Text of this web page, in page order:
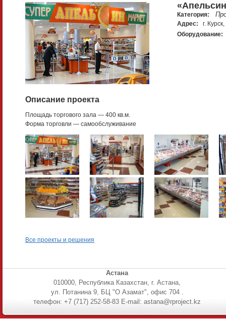
Категория:
Адрес:
г.
Оборудование:
Описание проекта
Площадь торгового зала — 400 кв.м.
Форма торговли — самообслуживание
Все проекты и решения
Астана
010000, Республика Казахстан, г. Астана,
ул. Потанина 9, БЦ "О Азамат", офис 704 .
телефон: +7 (717) 252-58-83 E-mail: astana@rproject.kz